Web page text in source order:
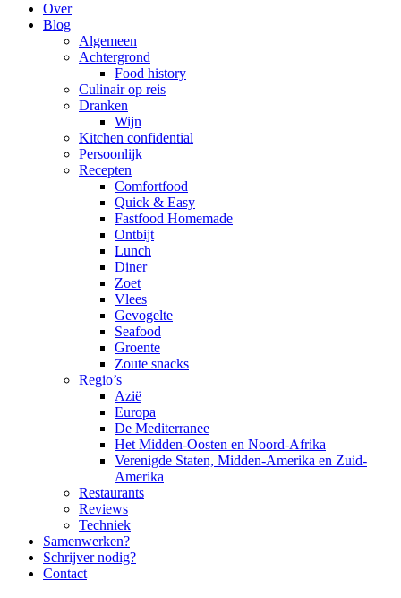
Over
Blog
Algemeen
Achtergrond
Food history
Culinair op reis
Dranken
Wijn
Kitchen confidential
Persoonlijk
Recepten
Comfortfood
Quick & Easy
Fastfood Homemade
Ontbijt
Lunch
Diner
Zoet
Vlees
Gevogelte
Seafood
Groente
Zoute snacks
Regio’s
Azië
Europa
De Mediterranee
Het Midden-Oosten en Noord-Afrika
Verenigde Staten, Midden-Amerika en Zuid-
Amerika
Restaurants
Reviews
Techniek
Samenwerken?
Schrijver nodig?
Contact